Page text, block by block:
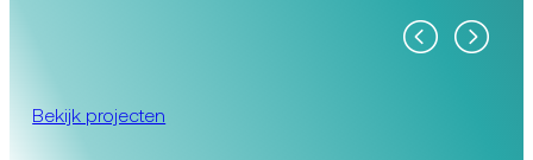
Bekijk projecten